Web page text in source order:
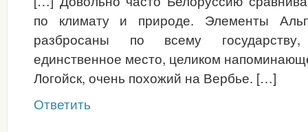
по климату и природе. Элементы
разбросаны по всему
единственное место, целиком
Логойск, очень похожий на Вербье. […]
Ответить